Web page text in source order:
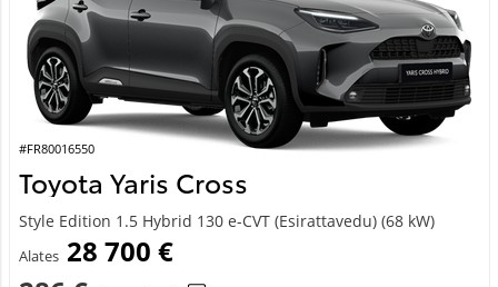
#FR80016550
Toyota Yaris Cross
Style Edition 1.5 Hybrid 130 e-CVT (Esirattavedu) (68 kW)
Alates 28 700 €